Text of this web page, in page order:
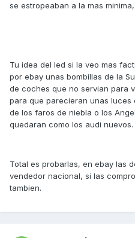
se estropeaban a la mas
Tu idea del led si la veo mas
por ebay unas bombillas de la
de coches que no servian para
para que parecieran unas luces
de los faros de niebla o los
quedaran como los audi nuevos.
Total es probarlas, en ebay las
vendedor nacional, si las
tambien.